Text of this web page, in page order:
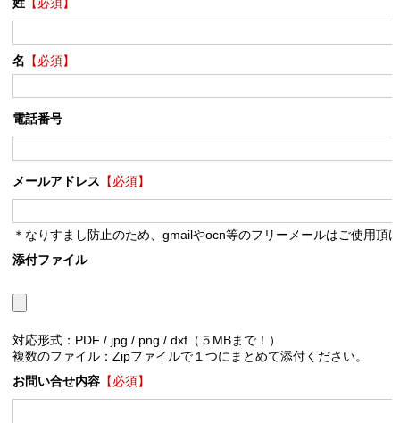
姓【必須】
名 【必須】
電話番号
メールアドレス 【必須】
＊なりすまし防止のため、gmailやocn等のフリーメールはご使用頂
添付ファイル
対応形式：PDF / jpg / png / dxf（５MBまで！）
複数のファイル：Zipファイルで１つにまとめて添付ください。
お問い合せ内容【必須】